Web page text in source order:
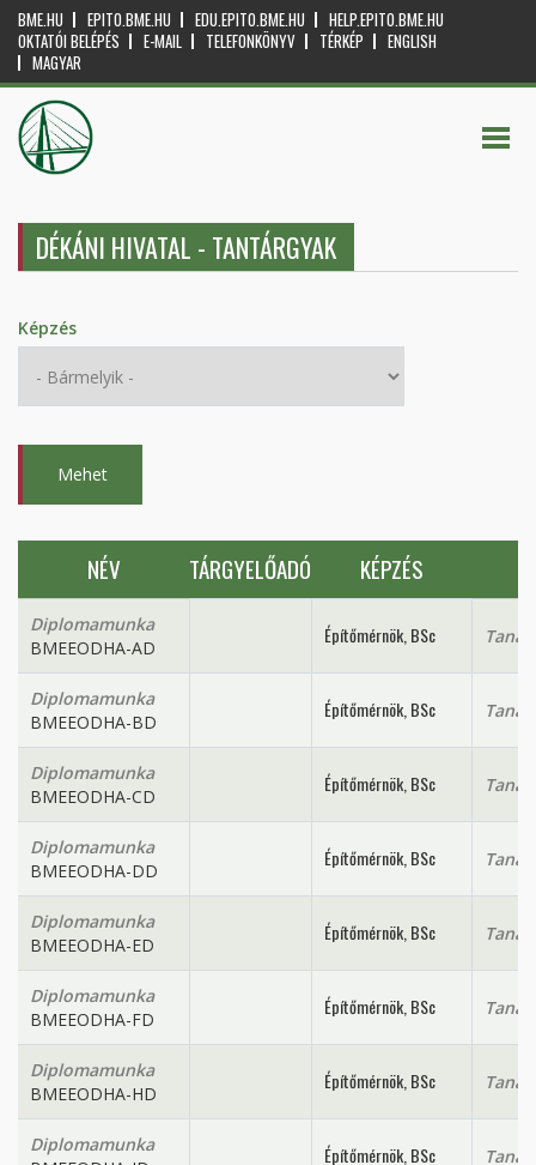
BME.HU EPITO.BME.HU EDU.EPITO.BME.HU
HELP.EPITO.BME.HU
OKTATÓI BELÉPÉS
E-MAIL TELEFONKÖNYV TÉRKÉP
ENGLISH
MAGYAR
DÉKÁNI HIVATAL - TANTÁRGYAK
Képzés
NÉV TÁRGYELŐADÓ KÉPZÉS
Diplomamunka
BMEEODHA-AD
Építőmérnök, BSc
Diplomamunka
BMEEODHA-BD
Építőmérnök, BSc
Diplomamunka
BMEEODHA-CD
Építőmérnök, BSc
Diplomamunka
BMEEODHA-DD
Építőmérnök, BSc
Diplomamunka
BMEEODHA-ED
Építőmérnök, BSc
Diplomamunka
BMEEODHA-FD
Építőmérnök, BSc
Diplomamunka
BMEEODHA-HD
Építőmérnök, BSc
Diplomamunka
Építőmérnök, BSc